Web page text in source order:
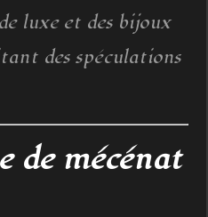
luxe et des bijoux
des spéculations
de mécénat